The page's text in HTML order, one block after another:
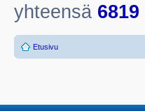
yhteensä 6819
Etusivu